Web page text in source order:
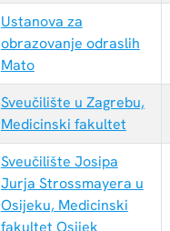
Ustanova za
obrazovanje odraslih
Mato
Sveučilište u Zagrebu,
Medicinski fakultet
Sveučilište Josipa
Jurja Strossmayera u
Osijeku, Medicinski
fakultet Osijek